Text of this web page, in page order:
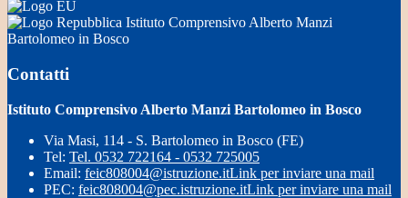
Istituto Comprensivo Alberto Manzi
Bartolomeo in Bosco
Contatti
Istituto Comprensivo Alberto Manzi Bartolomeo in Bosco
Via Masi, 114 - S. Bartolomeo in Bosco (FE)
Tel: Tel. 0532 722164 - 0532 725005
Email: feic808004@istruzione.itLink per inviare una mail
PEC: feic808004@pec.istruzione.itLink per inviare una mail